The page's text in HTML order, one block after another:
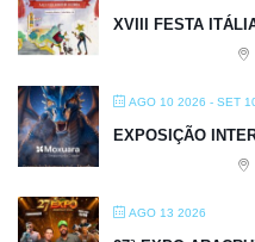
XVIII FESTA
AGO 10 2026 - SET
EXPOSIÇÃO
AGO 13 2026